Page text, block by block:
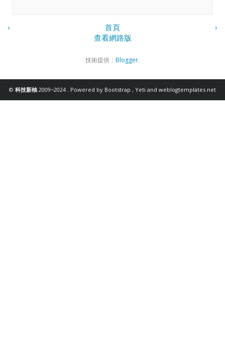
‹ ›
首頁
查看網路版
技術提供： Blogger.
© 科技新柚 2009~2024 . Powered by Bootstrap , Yeti and weblogtemplates.net